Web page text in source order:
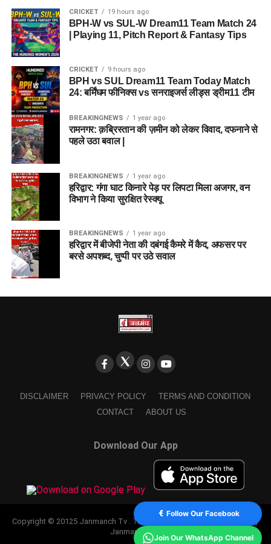
CRICKET 19 hours ago
BPH-W vs SUL-W Dream11 Team Match 24
| Playing 11, Pitch Report & Fantasy Tips
CRICKET 9 hours ago
BPH vs SUL Dream11 Team Today Match
24: बर्मिंघम फीनिक्स vs सनराइजर्स लीड्स ड्रीम11 टीम
BREAKINGNEWS 1 year ago
रामनगर: क़ब्रिस्तान की ज़मीन को लेकर विवाद, दफनाने से
पहले उठा बवाल |
BREAKINGNEWS 1 year ago
हरिद्वार: गंगा घाट किनारे पेड़ पर लिपटा मिला अजगर, वन
विभाग ने किया सुरक्षित रेस्क्यू
BREAKINGNEWS 1 year ago
हरिद्वार में बीजेपी नेता की दबंगई कैमरे में कैद, अफसर पर
बरसे अपशब्द, चुप्पी पर उठे सवाल
DISCLAIMER PRIVACY POLICY
TERMS AND CONDITION
CONTACT
ABOUT US
Download Our App
Copyright © 20125 Janmanch Tv . Theme by SSDIGIMARK. powered by
Janmanch TV.
Follow Our Facebook
Join Our WhatsApp Channel